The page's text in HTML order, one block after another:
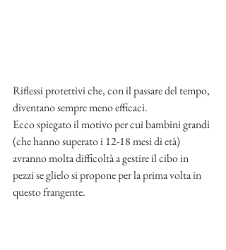
Riflessi protettivi che, con il passare del tempo,
diventano sempre meno efficaci.
Ecco spiegato il motivo per cui bambini grandi
(che hanno superato i 12-18 mesi di età)
avranno molta difficoltà a gestire il cibo in
pezzi se glielo si propone per la prima volta in
questo frangente.